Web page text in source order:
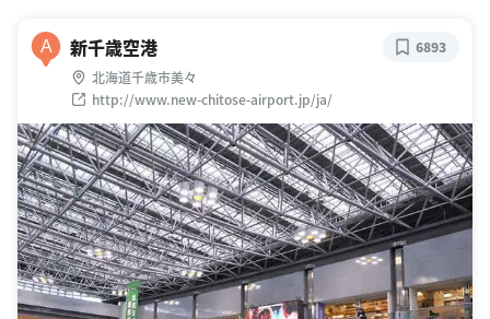
A 新千歳空港
北海道千歳市美々
http://www.new-chitose-airport.jp/ja/
6893